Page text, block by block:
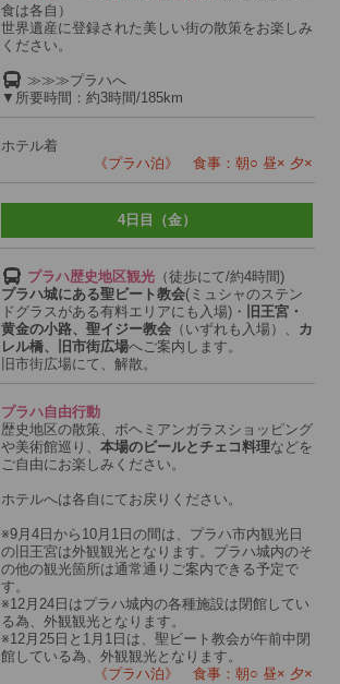
食は各自）
世界遺産に登録された美しい街の散策をお楽しみ
ください。
≫≫≫プラハへ
▼所要時間：約3時間/185km
ホテル着
《プラハ泊》 食事：朝○ 昼× 夕×
4日目（金）
プラハ歴史地区観光 （徒歩にて/約4時間)
プラハ城にある聖ビート教会(ミュシャのステン
ドグラスがある有料エリアにも入場)・
旧王宮・
黄金の小路、聖イジー教会 （いずれも入場）、 カ
レル橋、旧市街広場へご案内します。
旧市街広場にて、解散。
プラハ自由行動
歴史地区の散策、ボヘミアンガラスショッピング
や美術館巡り、 本場のビールとチェコ料理などを
ご自由にお楽しみください。
ホテルへは各自にてお戻りください。
※9月4日から10月1日の間は、プラハ市内観光日
の旧王宮は外観観光となります。プラハ城内のそ
の他の観光箇所は通常通りご案内できる予定で
す。
※12月24日はプラハ城内の各種施設は閉館してい
る為、外観観光となります。
※12月25日と1月1日は、聖ビート教会が午前中閉
館している為、外観観光となります。
《プラハ泊》 食事：朝○ 昼× 夕×